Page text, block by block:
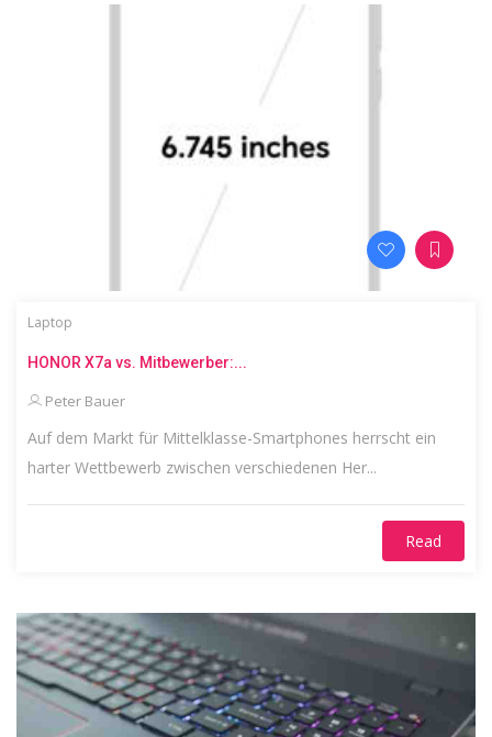
Laptop
HONOR X7a vs. Mitbewerber:...
Peter Bauer
Auf dem Markt für Mittelklasse-Smartphones herrscht ein
harter Wettbewerb zwischen verschiedenen Her...
Read